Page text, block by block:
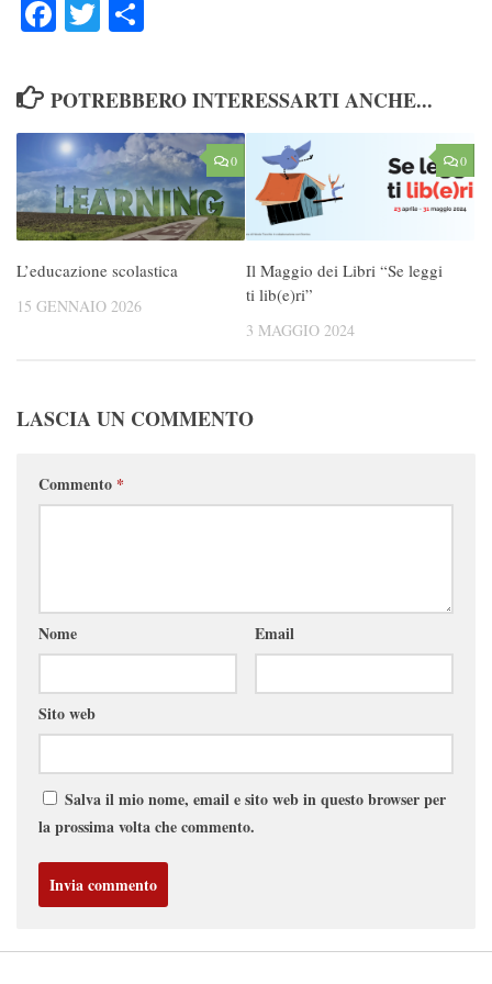
POTREBBERO INTERESSARTI ANCHE...
0
L’educazione scolastica
15 GENNAIO 2026
0
Il Maggio dei Libri “Se leggi
ti lib(e)ri”
3 MAGGIO 2024
LASCIA UN COMMENTO
Commento *
Nome Email
Sito web
Salva il mio nome, email e sito web in questo browser per
la prossima volta che commento.